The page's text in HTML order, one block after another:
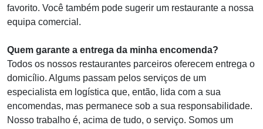
favorito. Você também pode sugerir um restaurante a nossa
equipa comercial.
Quem garante a entrega da minha encomenda?
Todos os nossos restaurantes parceiros oferecem entrega o
domicílio. Algums passam pelos serviços de um
especialista em logística que, então, lida com a sua
encomendas, mas permanece sob a sua responsabilidade.
Nosso trabalho é, acima de tudo, o serviço. Somos um